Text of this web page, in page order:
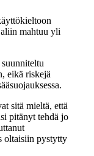
mahtuu yli
eikä riskejä
sitä mieltä, että
pitänyt tehdä jo
oltaisiin pystytty